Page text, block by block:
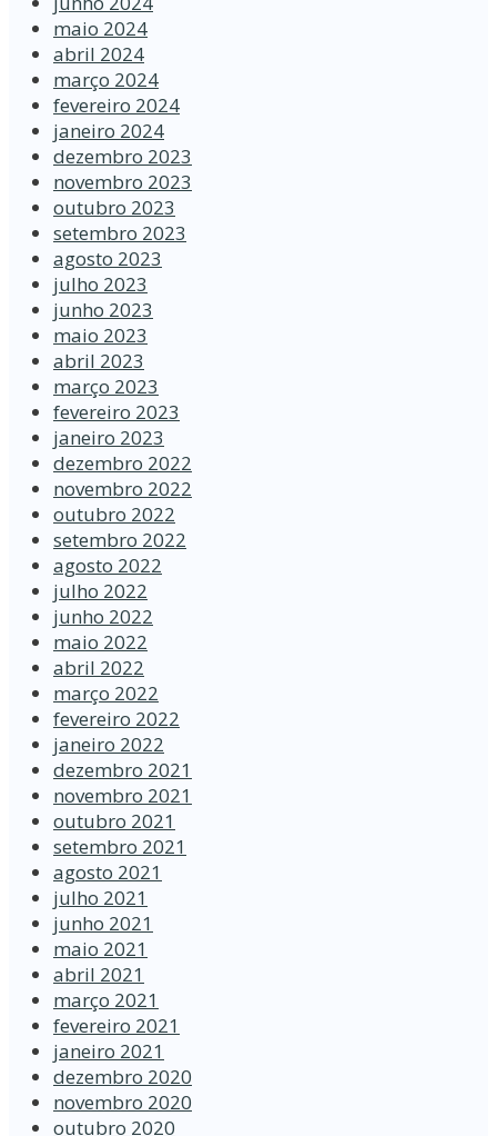
maio 2024
abril 2024
março 2024
fevereiro 2024
janeiro 2024
dezembro 2023
novembro 2023
outubro 2023
setembro 2023
agosto 2023
julho 2023
junho 2023
maio 2023
abril 2023
março 2023
fevereiro 2023
janeiro 2023
dezembro 2022
novembro 2022
outubro 2022
setembro 2022
agosto 2022
julho 2022
junho 2022
maio 2022
abril 2022
março 2022
fevereiro 2022
janeiro 2022
dezembro 2021
novembro 2021
outubro 2021
setembro 2021
agosto 2021
julho 2021
junho 2021
maio 2021
abril 2021
março 2021
fevereiro 2021
janeiro 2021
dezembro 2020
novembro 2020
outubro 2020